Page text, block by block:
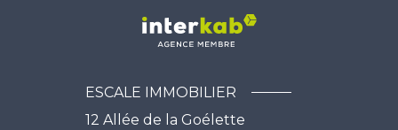
ESCALE IMMOBILIER
12 Allée de la Goélette